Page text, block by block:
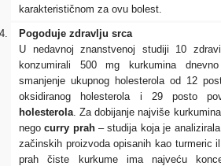
karakterističnom za ovu bolest.
Pogoduje zdravlju srca
U nedavnoj znanstvenoj studiji 10
konzumirali 500 mg kurkumina
smanjenje ukupnog holesterola od 12
oksidiranog holesterola i 29 posto
holesterola. Za dobijanje najviše
nego curry prah – studija koja je
začinskih proizvoda opisanih kao turmeric
prah čiste kurkume ima najveću